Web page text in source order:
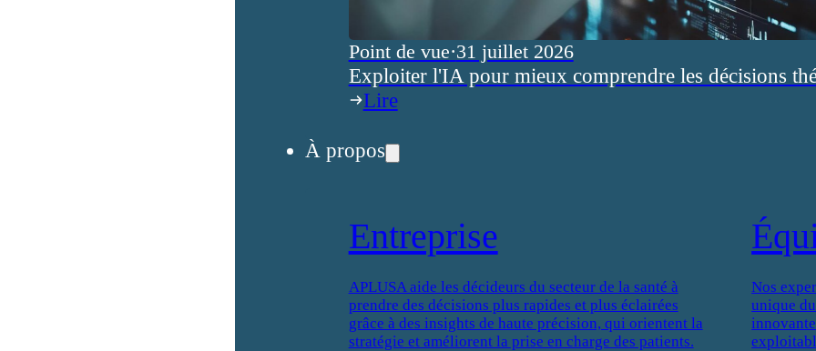
Point de vue·31 juillet 2026
Exploiter l'IA pour mieux comprendre les décisions
Lire
À propos
Entreprise
APLUSA aide les décideurs du secteur de la santé à
prendre des décisions plus rapides et plus éclairées
grâce à des insights de haute précision, qui orientent la
stratégie et améliorent la prise en charge des patients.
Nos
unique